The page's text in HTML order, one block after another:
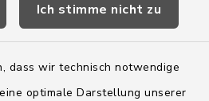
Ich stimme nicht zu
dass wir technisch notwendige
optimale Darstellung unserer